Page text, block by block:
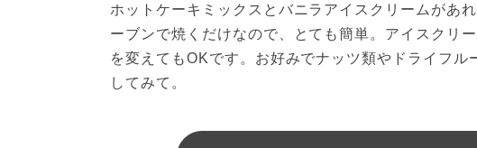
ホットケーキミックスとバニラアイスクリームがあ
ーブンで焼くだけなので、とても簡単。アイスクリ
を変えてもOKです。お好みでナッツ類やドライフ
してみて。